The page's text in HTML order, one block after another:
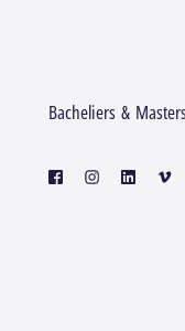
Bacheliers &
facebookinstagramlinkedinvimeo